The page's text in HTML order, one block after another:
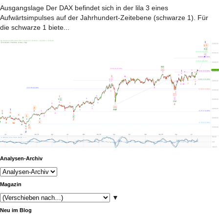
Ausgangslage Der DAX befindet sich in der lila 3 eines
Aufwärtsimpulses auf der Jahrhundert-Zeitebene (schwarze 1). Für
die schwarze 1 biete...
Analysen-Archiv
Magazin
▼
Neu im Blog